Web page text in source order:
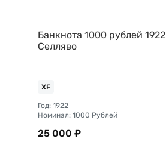
Банкнота 1000 рублей 1922
Селляво
XF
Год: 1922
Номинал: 1000 Рублей
25 000 ₽